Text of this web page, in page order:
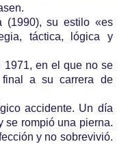
(1990), su estilo «es
táctica, lógica y
1971, en el que no se
final a su carrera de
accidente. Un día
se rompió una pierna.
y no sobrevivió.